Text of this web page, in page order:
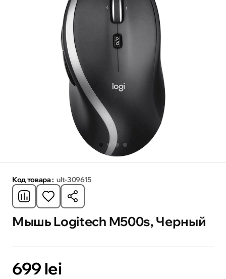
Код товара : ult-309615
Мышь Logitech M500s, Черный
699 lei